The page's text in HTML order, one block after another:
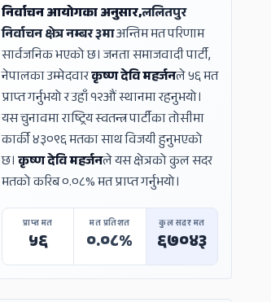
निर्वाचन आयोगका अनुसार,ललितपुर
निर्वाचन क्षेत्र नम्बर ३माअन्तिम मत परिणाम
सार्वजनिक भएको छ। जनता समाजवादी पार्टी,
नेपालका उम्मेदवारकृष्ण देवि महर्जनले ५६ मत
प्राप्त गर्नुभयो र उहाँ १२औं स्थानमा रहनुभयो।
यस चुनावमा राष्ट्रिय स्वतन्त्र पार्टीका तोसीमा
कार्की ४३०९६ मतका साथ विजयी हुनुभएको
छ।कृष्ण देवि महर्जनले यस क्षेत्रको कुल सदर
मतको करिब ०.०८% मत प्राप्त गर्नुभयो।
प्राप्त मत
५६
मत प्रतिशत
०.०८%
कुल सदर मत
६७०४३